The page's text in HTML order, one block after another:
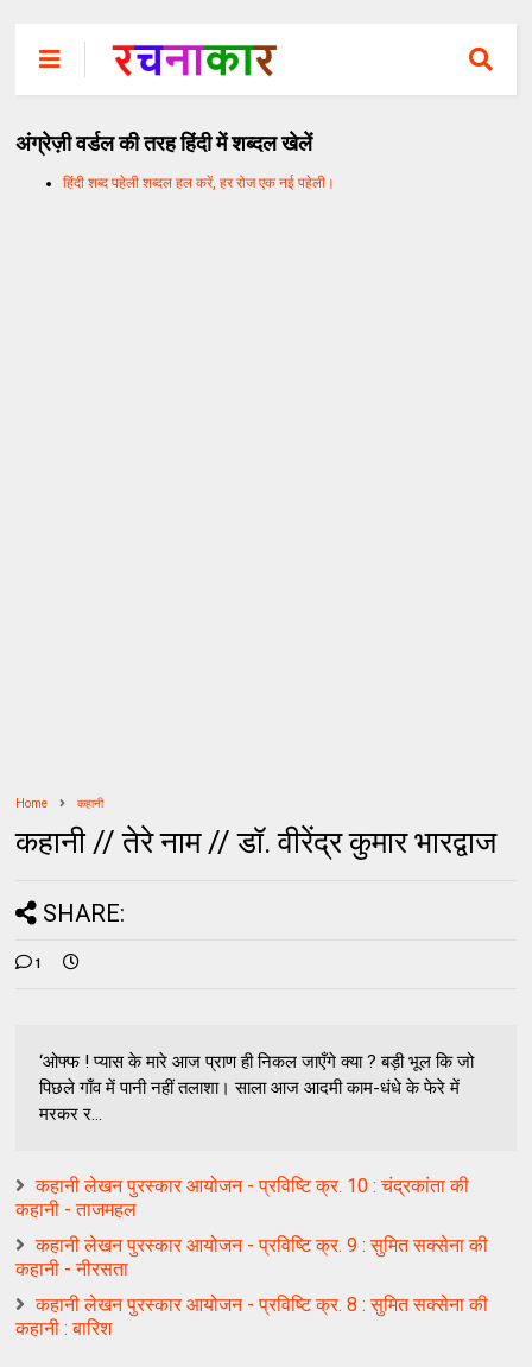
अंग्रेज़ी वर्डल की तरह हिंदी में शब्दल खेलें
हिंदी शब्द पहेली शब्दल हल करें, हर रोज एक नई पहेली।
Home कहानी
कहानी // तेरे नाम // डॉ. वीरेंद्र कुमार भारद्वाज
SHARE:
1
‘ओफ्फ ! प्यास के मारे आज प्राण ही निकल जाएँगे क्या ? बड़ी भूल कि जो
पिछले गाँव में पानी नहीं तलाशा। साला आज आदमी काम-धंधे के फेरे में
मरकर र...
कहानी लेखन पुरस्कार आयोजन - प्रविष्टि क्र. 10 : चंद्रकांता की
कहानी - ताजमहल
कहानी लेखन पुरस्कार आयोजन - प्रविष्टि क्र. 9 : सुमित सक्सेना की
कहानी - नीरसता
कहानी लेखन पुरस्कार आयोजन - प्रविष्टि क्र. 8 : सुमित सक्सेना की
कहानी : बारिश